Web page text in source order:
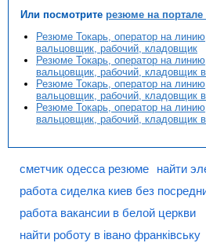
Или посмотрите резюме на портале
Резюме Токарь, оператор на
вальцовщик, рабочий, кладовщик
Резюме Токарь, оператор на
вальцовщик, рабочий, кладовщик
Резюме Токарь, оператор на
вальцовщик, рабочий, кладовщик
Резюме Токарь, оператор на
вальцовщик, рабочий, кладовщик
сметчик одесса резюме
найти
работа сиделка киев без
работа вакансии в белой церкви
найти роботу в івано франківську